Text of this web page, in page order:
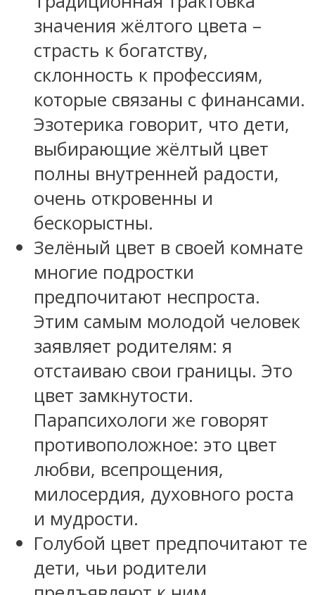
значения жёлтого цвета –
страсть к богатству,
склонность к профессиям,
которые связаны с финансами.
Эзотерика говорит, что дети,
выбирающие жёлтый цвет
полны внутренней радости,
очень откровенны и
бескорыстны.
Зелёный цвет в своей комнате
многие подростки
предпочитают неспроста.
Этим самым молодой человек
заявляет родителям: я
отстаиваю свои границы. Это
цвет замкнутости.
Парапсихологи же говорят
противоположное: это цвет
любви, всепрощения,
милосердия, духовного роста
и мудрости.
Голубой цвет предпочитают те
дети, чьи родители